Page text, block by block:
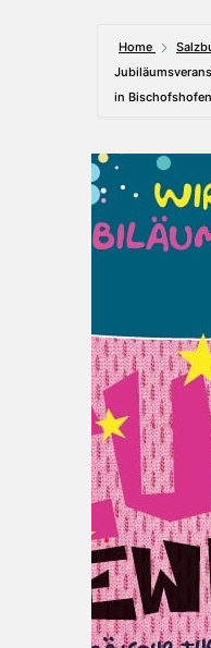
Home
in Bischofshofen